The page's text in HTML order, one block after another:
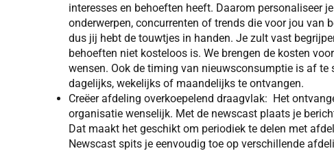
interesses en behoeften heeft. Daarom personaliseer
onderwerpen, concurrenten of trends die voor jou van
dus jij hebt de touwtjes in handen. Je zult vast
behoeften niet kosteloos is. We brengen de kosten
wensen. Ook de timing van nieuwsconsumptie is af
dagelijks, wekelijks of maandelijks te ontvangen.
Creëer afdeling overkoepelend draagvlak: Het
organisatie wenselijk. Met de newscast plaats je
Dat maakt het geschikt om periodiek te delen met
Newscast spits je eenvoudig toe op verschillende